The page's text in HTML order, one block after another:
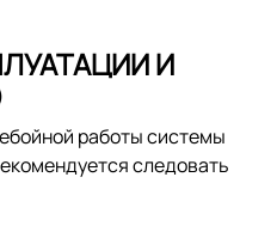
И
работы системы
следовать